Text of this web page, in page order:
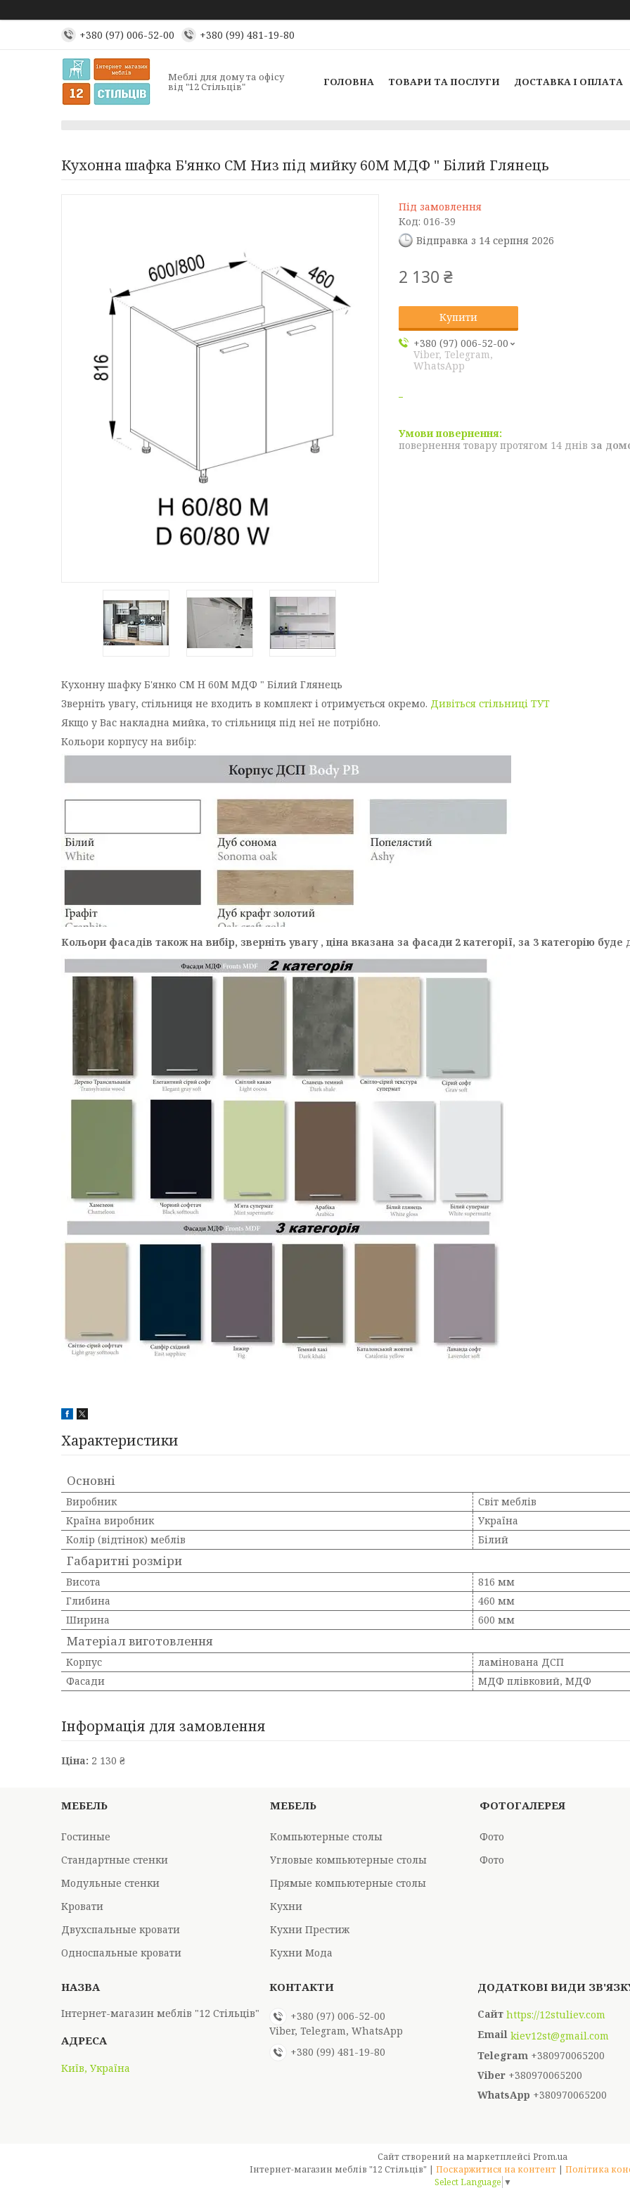
+380 (97) 006-52-00 +380 (99) 481-19-80
Меблі для дому та офісу
від "12 Стільців" ГОЛОВНА ТОВАРИ ТА ПОСЛУГИ ДОСТАВКА І ОПЛАТА
Кухонна шафка Б'янко СМ Низ під мийку 60М МДФ " Білий Глянець
Під замовлення
Код: 016-39
Відправка з 14 серпня 2026
2 130 ₴
Купити
+380 (97) 006-52-00
Viber, Telegram,
WhatsApp
повернення товару протягом 14 днів за
Кухонну шафку Б'янко СМ Н 60М МДФ " Білий Глянець
Зверніть увагу, стільниця не входить в комплект і отримується окремо. Дивіться стільниці ТУТ
Якщо у Вас накладна мийка, то стільниця під неї не потрібно.
Кольори корпусу на вибір:
Кольори фасадів також на вибір, зверніть увагу , ціна вказана за фасади 2 категорії, за 3 категорію буде
Характеристики
Основні
Виробник
Світ меблів
Країна виробник
Україна
Колір (відтінок) меблів
Білий
Габаритні розміри
Висота
816 мм
Глибина
460 мм
Ширина
600 мм
Матеріал виготовлення
Корпус
ламінована ДСП
Фасади
МДФ плівковий, МДФ
Інформація для замовлення
Ціна: 2 130 ₴
МЕБЕЛЬ
Гостиные
Стандартные стенки
Модульные стенки
Кровати
Двухспальные кровати
Односпальные кровати
МЕБЕЛЬ
Компьютерные столы
Угловые компьютерные столы
Прямые компьютерные столы
Кухни
Кухни Престиж
Кухни Мода
ФОТОГАЛЕРЕЯ
Фото
Фото
Інтернет-магазин меблів "12 Стільців"
Київ, Україна
+380 (97) 006-52-00
Viber, Telegram, WhatsApp
+380 (99) 481-19-80
https://12stuliev.com
kiev12st@gmail.com
+380970065200
+380970065200
+380970065200
Сайт створений на маркетплейсі Prom.ua
Інтернет-магазин меблів "12 Стільців" | Поскаржитися на контент | Політика
Select Language ▼